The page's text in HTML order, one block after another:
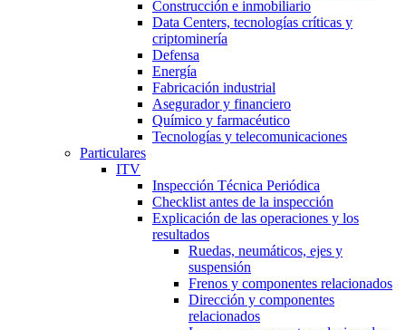
Construcción e inmobiliario
Data Centers, tecnologías críticas y
criptominería
Defensa
Energía
Fabricación industrial
Asegurador y financiero
Químico y farmacéutico
Tecnologías y telecomunicaciones
Particulares
ITV
Inspección Técnica Periódica
Checklist antes de la inspección
Explicación de las operaciones y los
resultados
Ruedas, neumáticos, ejes y
suspensión
Frenos y componentes relacionados
Dirección y componentes
relacionados